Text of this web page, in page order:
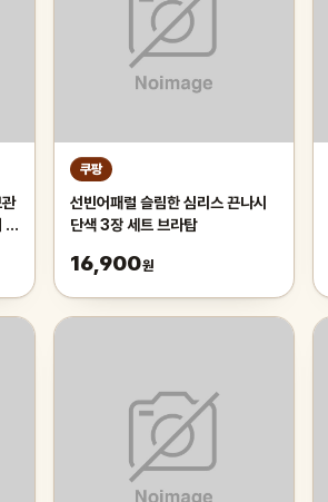
트
쿠팡
선빈어패럴 슬림한 심리스 끈나시
단색 3장 세트 브라탑
16,900원